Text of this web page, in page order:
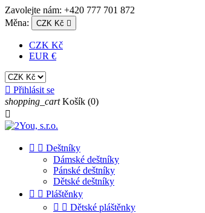
Zavolejte nám: +420 777 701 872
Měna:
CZK Kč 
CZK Kč
EUR €
 Přihlásit se
shopping_cart Košík (0)

  Deštníky
Dámské deštníky
Pánské deštníky
Dětské deštníky
  Pláštěnky
  Dětské pláštěnky